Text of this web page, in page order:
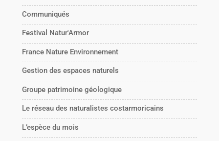
Communiqués
Festival Natur'Armor
France Nature Environnement
Gestion des espaces naturels
Groupe patrimoine géologique
Le réseau des naturalistes costarmoricains
L’espèce du mois